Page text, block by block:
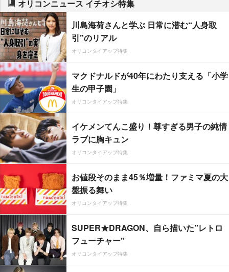
オリコンニュース イチオシ特集
川島海荷さんと学ぶ 日常に潜む“人身取
引”のリアル
オリコンタイアップ特集
マクドナルドが40年にわたり支える「小学
生の甲子園」
オリコンタイアップ特集
イケメンてんこ盛り！尊すぎる男子の純情
ラブに胸キュン
オリコンタイアップ特集
お値段そのまま45％増量！ファミマ夏の大
盤振る舞い
オリコンタイアップ特集
SUPER★DRAGON、自ら描いた”レトロ
フューチャー”
オリコンタイアップ特集